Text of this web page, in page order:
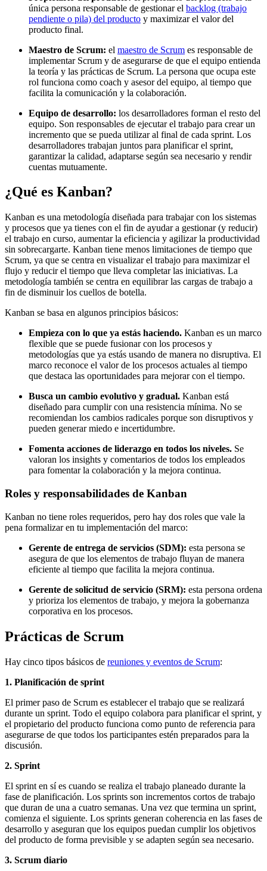
única persona responsable de gestionar el backlog (trabajo
pendiente o pila) del producto y maximizar el valor del
producto final.
Maestro de Scrum: el maestro de Scrum es responsable de
implementar Scrum y de asegurarse de que el equipo entienda
la teoría y las prácticas de Scrum. La persona que ocupa este
rol funciona como coach y asesor del equipo, al tiempo que
facilita la comunicación y la colaboración.
Equipo de desarrollo: los desarrolladores forman el resto del
equipo. Son responsables de ejecutar el trabajo para crear un
incremento que se pueda utilizar al final de cada sprint. Los
desarrolladores trabajan juntos para planificar el sprint,
garantizar la calidad, adaptarse según sea necesario y rendir
cuentas mutuamente.
¿Qué es Kanban?
Kanban es una metodología diseñada para trabajar con los sistemas
y procesos que ya tienes con el fin de ayudar a gestionar (y reducir)
el trabajo en curso, aumentar la eficiencia y agilizar la productividad
sin sobrecargarte. Kanban tiene menos limitaciones de tiempo que
Scrum, ya que se centra en visualizar el trabajo para maximizar el
flujo y reducir el tiempo que lleva completar las iniciativas. La
metodología también se centra en equilibrar las cargas de trabajo a
fin de disminuir los cuellos de botella.
Kanban se basa en algunos principios básicos:
Empieza con lo que ya estás haciendo. Kanban es un marco
flexible que se puede fusionar con los procesos y
metodologías que ya estás usando de manera no disruptiva. El
marco reconoce el valor de los procesos actuales al tiempo
que destaca las oportunidades para mejorar con el tiempo.
Busca un cambio evolutivo y gradual. Kanban está
diseñado para cumplir con una resistencia mínima. No se
recomiendan los cambios radicales porque son disruptivos y
pueden generar miedo e incertidumbre.
Fomenta acciones de liderazgo en todos los niveles. Se
valoran los insights y comentarios de todos los empleados
para fomentar la colaboración y la mejora continua.
Roles y responsabilidades de Kanban
Kanban no tiene roles requeridos, pero hay dos roles que vale la
pena formalizar en tu implementación del marco:
Gerente de entrega de servicios (SDM): esta persona se
asegura de que los elementos de trabajo fluyan de manera
eficiente al tiempo que facilita la mejora continua.
Gerente de solicitud de servicio (SRM): esta persona ordena
y prioriza los elementos de trabajo, y mejora la gobernanza
corporativa en los procesos.
Prácticas de Scrum
Hay cinco tipos básicos de reuniones y eventos de Scrum:
1. Planificación de sprint
El primer paso de Scrum es establecer el trabajo que se realizará
durante un sprint. Todo el equipo colabora para planificar el sprint, y
el propietario del producto funciona como punto de referencia para
asegurarse de que todos los participantes estén preparados para la
discusión.
2. Sprint
El sprint en sí es cuando se realiza el trabajo planeado durante la
fase de planificación. Los sprints son incrementos cortos de trabajo
que duran de una a cuatro semanas. Una vez que termina un sprint,
comienza el siguiente. Los sprints generan coherencia en las fases de
desarrollo y aseguran que los equipos puedan cumplir los objetivos
del producto de forma previsible y se adapten según sea necesario.
3. Scrum diario